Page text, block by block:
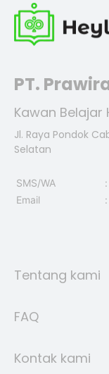
PT.
Kawan Belajar
Jl. Raya Pondok
Selatan
SMS/WA :
Email
:
Tentang kami
FAQ
Kontak kami